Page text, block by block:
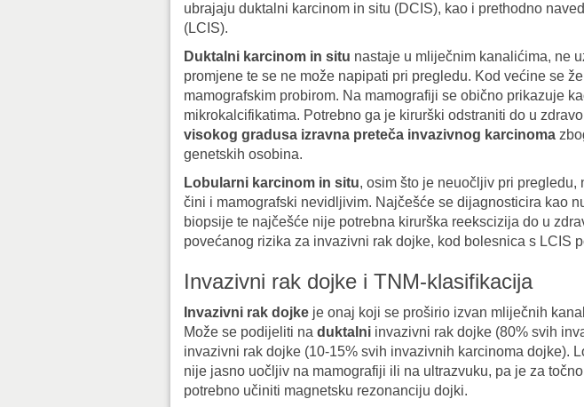
ubrajaju duktalni karcinom in situ (DCIS), kao i prethodno
(LCIS).
Duktalni karcinom in situ nastaje u mliječnim kanalićima, ne
promjene te se ne može napipati pri pregledu. Kod većine se
mamografskim probirom. Na mamografiji se obično prikazuje
mikrokalcifikatima. Potrebno ga je kirurški odstraniti do u
visokog gradusa izravna preteča invazivnog karcinoma
genetskih osobina.
Lobularni karcinom in situ, osim što je neuočljiv pri pregledu,
čini i mamografski nevidljivim. Najčešće se dijagnosticira kao
biopsije te najčešće nije potrebna kirurška reekscizija do u
povećanog rizika za invazivni rak dojke, kod bolesnica s LCIS
Invazivni rak dojke i TNM-klasifikacija
Invazivni rak dojke je onaj koji se proširio izvan mliječnih
Može se podijeliti na duktalni invazivni rak dojke (80% svih
invazivni rak dojke (10-15% svih invazivnih karcinoma dojke).
nije jasno uočljiv na mamografiji ili na ultrazvuku, pa je za
potrebno učiniti magnetsku rezonanciju dojki.